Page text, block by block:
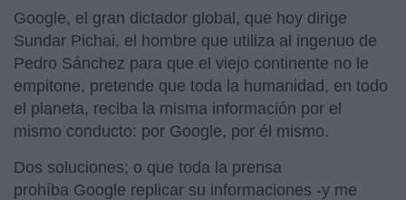
Google, el gran dictador global, que hoy dirige
Sundar Pichai, el hombre que utiliza al ingenuo de
Pedro Sánchez para que el viejo continente no le
empitone, pretende que toda la humanidad, en todo
el planeta, reciba la misma información por el
mismo conducto: por Google, por él mismo.
Dos soluciones; o que toda la prensa
prohíba Google replicar su informaciones -y me